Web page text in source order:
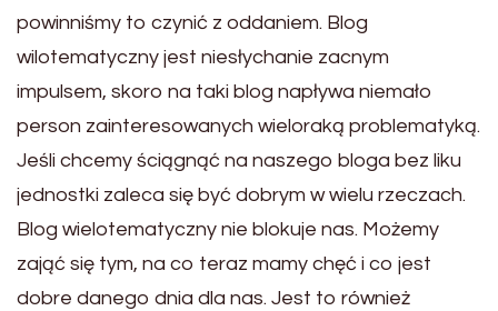
powinniśmy to czynić z oddaniem. Blog
wilotematyczny jest niesłychanie zacnym
impulsem, skoro na taki blog napływa niemało
person zainteresowanych wieloraką problematyką.
Jeśli chcemy ściągnąć na naszego bloga bez liku
jednostki zaleca się być dobrym w wielu rzeczach.
Blog wielotematyczny nie blokuje nas. Możemy
zająć się tym, na co teraz mamy chęć i co jest
dobre danego dnia dla nas. Jest to również